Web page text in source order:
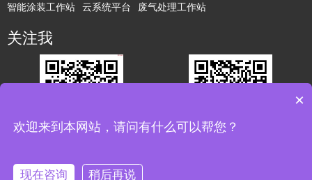
智能涂装工作站 云系统平台 废气处理工作站
关注我
×
欢迎来到本网站，请问有什么可以帮您？
现在咨询 稍后再说